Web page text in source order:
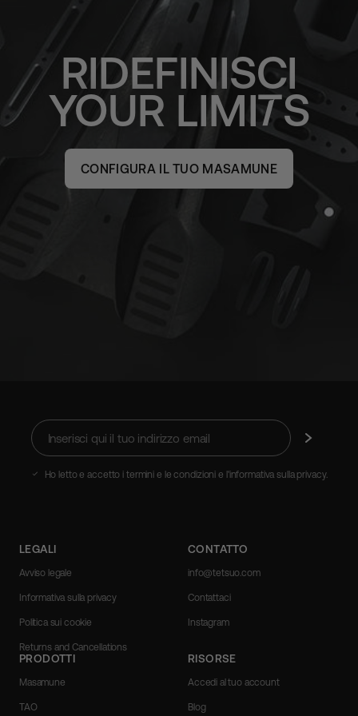
RIDEFINISCI
YOUR LIMI S
CONFIGURA IL TUO MASAMUNE
Inserisci
qui
tuo
Iscriviti
Ho letto e accetto i termini e le condizioni e l'informativa sulla privacy.
LEGALI
Avviso legale
Informativa sulla privacy
Politica sui cookie
Returns and Cancellations
CONTATTO
info@tetsuo.com
Contattaci
Instagram
PRODOTTI
Masamune
TAO
RISORSE
Accedi al tuo account
Blog